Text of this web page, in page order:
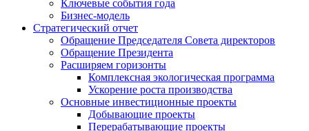
Ключевые события года
Бизнес-модель
Стратегический отчет
Обращение Председателя Совета директоров
Обращение Президента
Расширяем горизонты
Комплексная экологическая программа
Ускорение роста производства
Основные инвестиционные проекты
Добывающие проекты
Перерабатывающие проекты